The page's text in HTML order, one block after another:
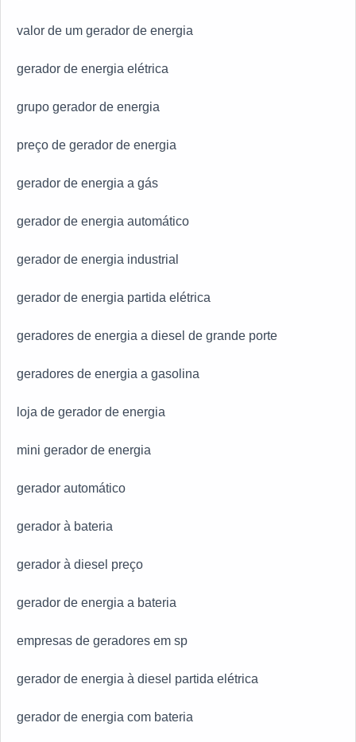
valor de um gerador de energia
gerador de energia elétrica
grupo gerador de energia
preço de gerador de energia
gerador de energia a gás
gerador de energia automático
gerador de energia industrial
gerador de energia partida elétrica
geradores de energia a diesel de grande porte
geradores de energia a gasolina
loja de gerador de energia
mini gerador de energia
gerador automático
gerador à bateria
gerador à diesel preço
gerador de energia a bateria
empresas de geradores em sp
gerador de energia à diesel partida elétrica
gerador de energia com bateria